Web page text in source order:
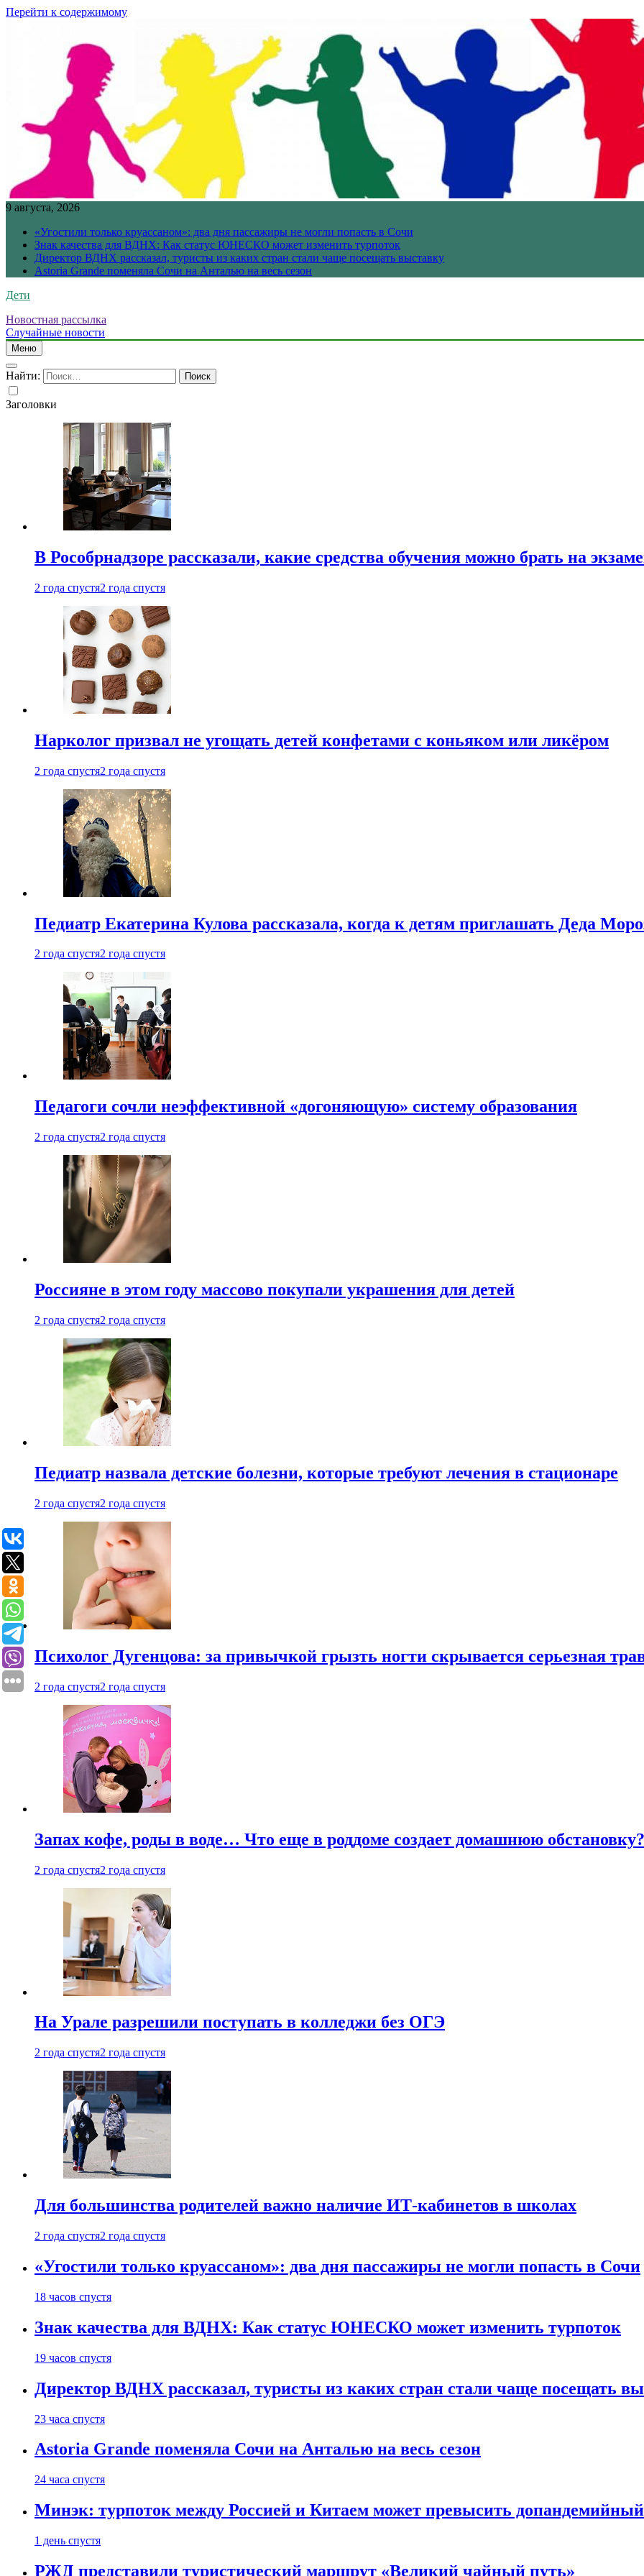
Перейти к содержимому
9 августа, 2026
«Угостили только круассаном»: два дня пассажиры не могли попасть в Сочи
Знак качества для ВДНХ: Как статус ЮНЕСКО может изменить турпоток
Директор ВДНХ рассказал, туристы из каких стран стали чаще посещать выставку
Astoria Grande поменяла Сочи на Анталью на весь сезон
Дети
Новостная рассылка
Случайные новости
Меню
Найти:
Заголовки
В Рособрнадзоре рассказали, какие средства обучения можно брать на
2 года спустя2 года спустя
Нарколог призвал не угощать детей конфетами с коньяком или ликёром
2 года спустя2 года спустя
Педиатр Екатерина Кулова рассказала, когда к детям приглашать Деда
2 года спустя2 года спустя
Педагоги сочли неэффективной «догоняющую» систему образования
2 года спустя2 года спустя
Россияне в этом году массово покупали украшения для детей
2 года спустя2 года спустя
Педиатр назвала детские болезни, которые требуют лечения в стационаре
2 года спустя2 года спустя
Психолог Дугенцова: за привычкой грызть ногти скрывается серьезная
2 года спустя2 года спустя
Запах кофе, роды в воде… Что еще в роддоме создает домашнюю обстановку?
2 года спустя2 года спустя
На Урале разрешили поступать в колледжи без ОГЭ
2 года спустя2 года спустя
Для большинства родителей важно наличие ИТ-кабинетов в школах
2 года спустя2 года спустя
«Угостили только круассаном»: два дня пассажиры не могли попасть в Сочи
18 часов спустя
Знак качества для ВДНХ: Как статус ЮНЕСКО может изменить турпоток
19 часов спустя
Директор ВДНХ рассказал, туристы из каких стран стали чаще посещать
23 часа спустя
Astoria Grande поменяла Сочи на Анталью на весь сезон
24 часа спустя
Минэк: турпоток между Россией и Китаем может превысить
1 день спустя
РЖД представили туристический маршрут «Великий чайный путь»